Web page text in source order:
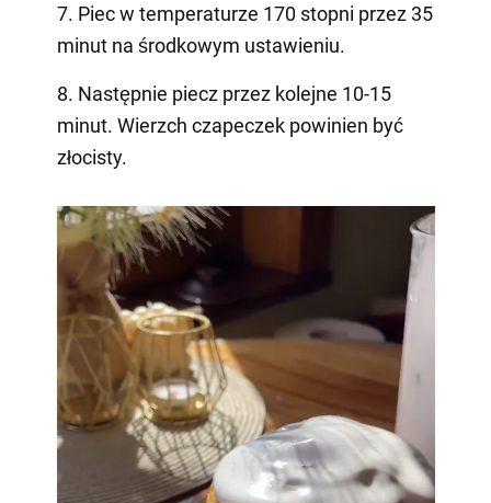
7. Piec w temperaturze 170 stopni przez 35
minut na środkowym ustawieniu.
8. Następnie piecz przez kolejne 10-15
minut. Wierzch czapeczek powinien być
złocisty.